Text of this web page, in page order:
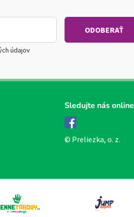
údajov
Sledujte nás online
© Preliezka, o. z.